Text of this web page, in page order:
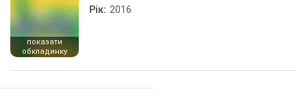
показати
обкладинку
Рік: 2016